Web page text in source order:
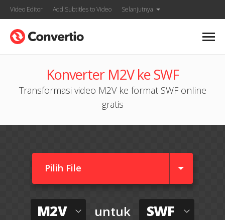
Video Editor Add Subtitles to Video Selanjutnya
Konverter M2V ke SWF
Transformasi video M2V ke format SWF online
gratis
Pilih File
M2V untuk SWF